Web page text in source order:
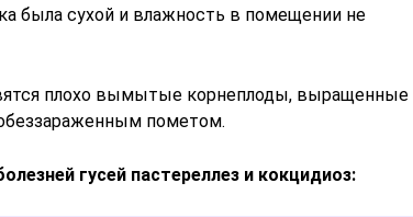
была сухой и влажность в помещении не
плохо вымытые корнеплоды, выращенные
пометом.
гусей пастереллез и кокцидиоз: